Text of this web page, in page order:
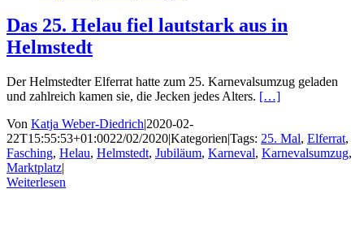
Das 25. Helau fiel lautstark aus in
Helmstedt
Der Helmstedter Elferrat hatte zum 25. Karnevalsumzug geladen
und zahlreich kamen sie, die Jecken jedes Alters. […]
Von Katja Weber-Diedrich|2020-02-
22T15:55:53+01:0022/02/2020|Kategorien|Tags: 25. Mal, Elferrat,
Fasching, Helau, Helmstedt, Jubiläum, Karneval, Karnevalsumzug,
Marktplatz|
Weiterlesen